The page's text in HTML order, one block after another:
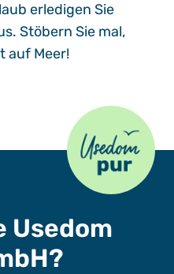
erledigen Sie
Stöbern Sie mal,
auf Meer!
Usedom Pur
Usedom